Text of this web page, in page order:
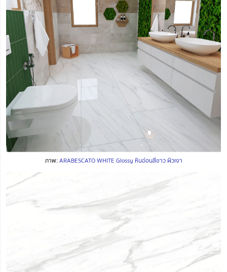
ภาพ:ARABESCATO WHITE Glossy หินอ่อนสีขาว ผิวเงา